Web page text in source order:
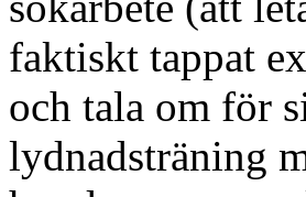
faktiskt tappat
och tala om för
lydnadsträning